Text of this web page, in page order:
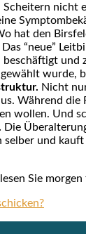
nicht
hat den
Das “neue”
wur­de,
Nicht
Wäh­rend
wol­len. Und
Die
und
Sie